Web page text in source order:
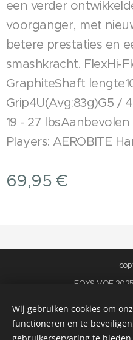
een verder
voorganger, met
betere prestaties en
smashkracht. FlexHi-
GraphiteShaft
Grip4U(Avg:83g)G5 /
19 - 27
Players: AEROBITE
69,95 €
FOXS VOF
Wij gebruiken cookies om
functioneren en te